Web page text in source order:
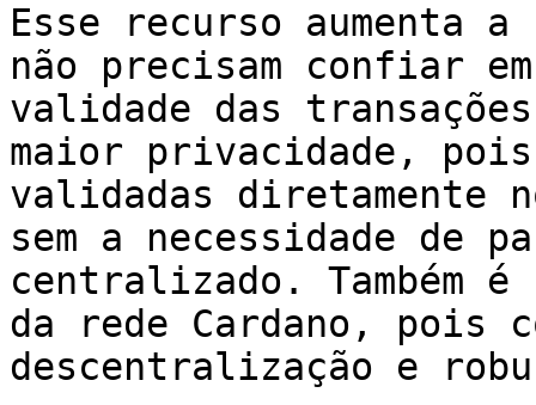
Esse recurso aumenta
não precisam confiar
validade das
maior privacidade, pois
validadas diretamente
sem a necessidade de
centralizado. Também
da rede Cardano, pois
descentralização e